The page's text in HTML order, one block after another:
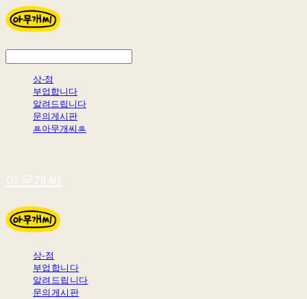
상-점
부업합니다
알려드립니다
문의게시판
ꔛ아무개씨ꔛ
아무개씨
상-점
부업합니다
알려드립니다
문의게시판